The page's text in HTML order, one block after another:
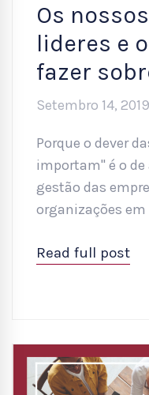
Os
lideres e
fazer
Setembro 14, 2019
Porque o dever
importam" é o
gestão das
organizações em
Read full post